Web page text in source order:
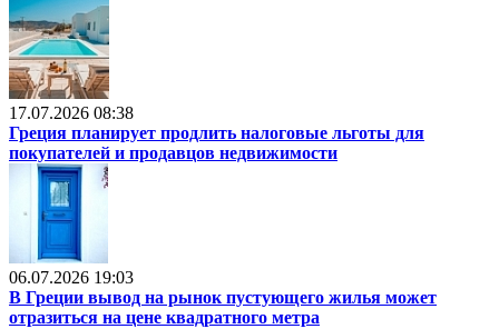
17.07.2026 08:38
Греция планирует продлить налоговые льготы для
покупателей и продавцов недвижимости
06.07.2026 19:03
В Греции вывод на рынок пустующего жилья может
отразиться на цене квадратного метра